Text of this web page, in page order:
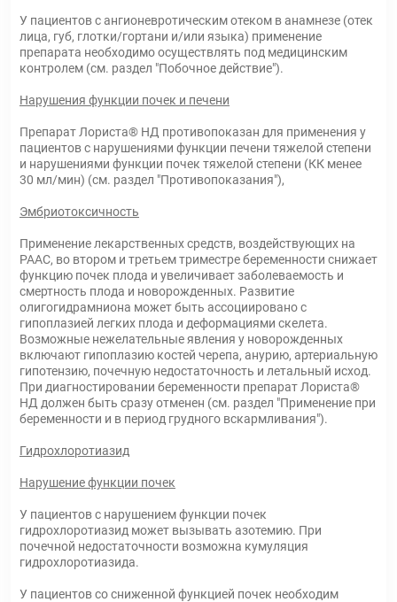
У пациентов с ангионевротическим отеком в анамнезе (отек
лица, губ, глотки/гортани и/или языка) применение
препарата необходимо осуществлять под медицинским
контролем (см. раздел "Побочное действие").
Нарушения функции почек и печени
Препарат Лориста® НД противопоказан для применения у
пациентов с нарушениями функции печени тяжелой степени
и нарушениями функции почек тяжелой степени (КК менее
30 мл/мин) (см. раздел "Противопоказания"),
Эмбриотоксичность
Применение лекарственных средств, воздействующих на
РААС, во втором и третьем триместре беременности снижает
функцию почек плода и увеличивает заболеваемость и
смертность плода и новорожденных. Развитие
олигогидрамниона может быть ассоциировано с
гипоплазией легких плода и деформациями скелета.
Возможные нежелательные явления у новорожденных
включают гипоплазию костей черепа, анурию, артериальную
гипотензию, почечную недостаточность и летальный исход.
При диагностировании беременности препарат Лориста®
НД должен быть сразу отменен (см. раздел "Применение при
беременности и в период грудного вскармливания").
Гидрохлоротиазид
Нарушение функции почек
У пациентов с нарушением функции почек
гидрохлоротиазид может вызывать азотемию. При
почечной недостаточности возможна кумуляция
гидрохлоротиазида.
У пациентов со сниженной функцией почек необходим